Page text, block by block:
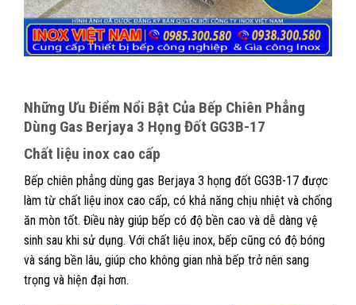
Những Ưu Điểm Nổi Bật Của Bếp Chiên Phẳng
Dùng Gas Berjaya 3 Họng Đốt GG3B-17
Chất liệu inox cao cấp
Bếp chiên phẳng dùng gas Berjaya 3 họng đốt GG3B-17 được
làm từ chất liệu inox cao cấp, có khả năng chịu nhiệt và chống
ăn mòn tốt. Điều này giúp bếp có độ bền cao và dễ dàng vệ
sinh sau khi sử dụng. Với chất liệu inox, bếp cũng có độ bóng
và sáng bền lâu, giúp cho không gian nhà bếp trở nên sang
trọng và hiện đại hơn.